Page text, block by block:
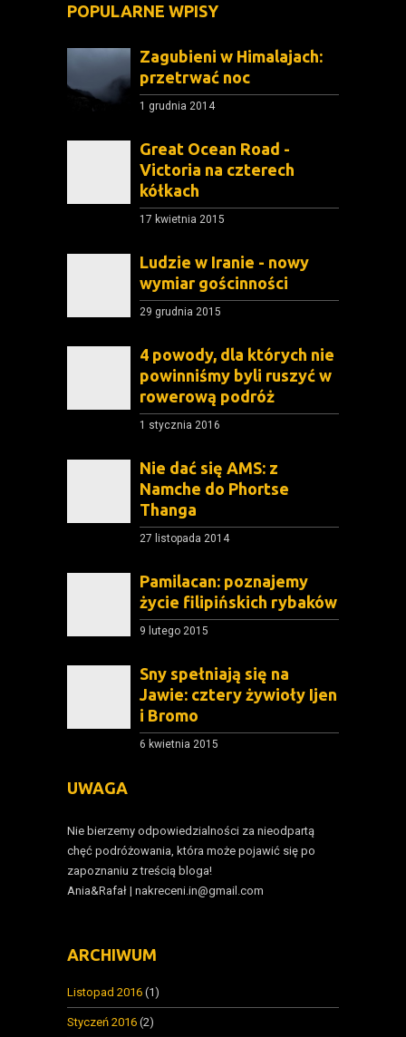
POPULARNE WPISY
Zagubieni w Himalajach:
przetrwać noc
1 grudnia 2014
Great Ocean Road -
Victoria na czterech
kółkach
17 kwietnia 2015
Ludzie w Iranie - nowy
wymiar gościnności
29 grudnia 2015
4 powody, dla których nie
powinniśmy byli ruszyć w
rowerową podróż
1 stycznia 2016
Nie dać się AMS: z
Namche do Phortse
Thanga
27 listopada 2014
Pamilacan: poznajemy
życie filipińskich rybaków
9 lutego 2015
Sny spełniają się na
Jawie: cztery żywioły Ijen
i Bromo
6 kwietnia 2015
UWAGA
Nie bierzemy odpowiedzialności za nieodpartą
chęć podróżowania, która może pojawić się po
zapoznaniu z treścią bloga!
Ania&Rafał | nakreceni.in@gmail.com
ARCHIWUM
Listopad 2016 (1)
Styczeń 2016 (2)